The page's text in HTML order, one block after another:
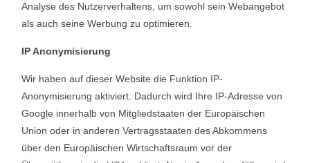
Analyse des Nutzerverhaltens, um sowohl sein Webangebot
als auch seine Werbung zu optimieren.
IP Anonymisierung
Wir haben auf dieser Website die Funktion IP-
Anonymisierung aktiviert. Dadurch wird Ihre IP-Adresse von
Google innerhalb von Mitgliedstaaten der Europäischen
Union oder in anderen Vertragsstaaten des Abkommens
über den Europäischen Wirtschaftsraum vor der